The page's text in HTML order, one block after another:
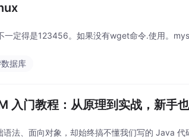
一定得是123456。如果没有wget命令.使用。
据库
入门教程：从原理到实战，新手
法、面向对象，却始终搞不懂我们写的 Java